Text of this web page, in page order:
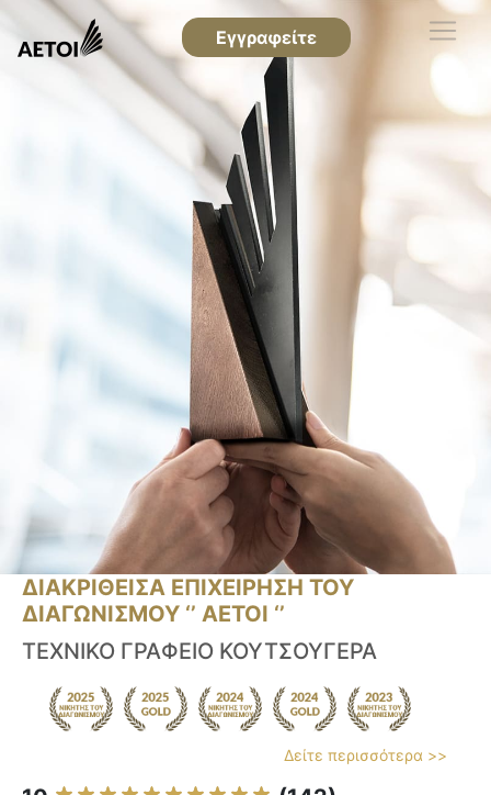
Εγγραφείτε
ΔΙΑΚΡΙΘΕΙΣΑ ΕΠΙΧΕΙΡΗΣΗ ΤΟΥ
ΔΙΑΓΩΝΙΣΜΟΥ ‘’ ΑΕΤΟΙ ‘’
ΤΕΧΝΙΚΟ ΓΡΑΦΕΙΟ ΚΟΥΤΣΟΥΓΕΡΑ
Δείτε περισσότερα >>